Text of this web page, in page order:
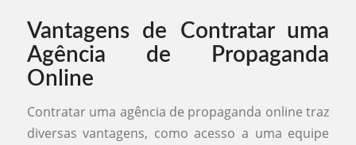
Vantagens de Contratar uma
Agência de Propaganda
Online
Contratar uma agência de propaganda online traz
diversas vantagens, como acesso a uma equipe